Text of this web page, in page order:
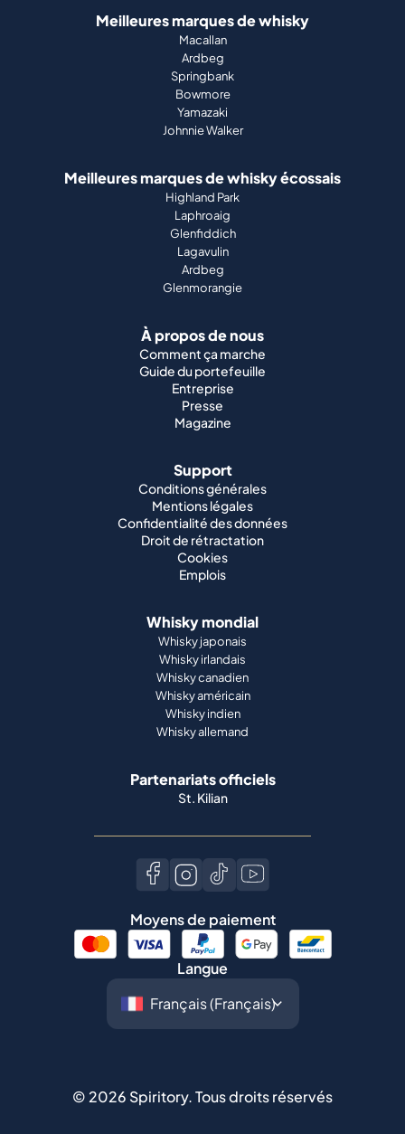
Meilleures marques de whisky
Macallan
Ardbeg
Springbank
Bowmore
Yamazaki
Johnnie Walker
Meilleures marques de whisky écossais
Highland Park
Laphroaig
Glenfiddich
Lagavulin
Ardbeg
Glenmorangie
À propos de nous
Comment ça marche
Guide du portefeuille
Entreprise
Presse
Magazine
Support
Conditions générales
Mentions légales
Confidentialité des données
Droit de rétractation
Cookies
Emplois
Whisky mondial
Whisky japonais
Whisky irlandais
Whisky canadien
Whisky américain
Whisky indien
Whisky allemand
Partenariats officiels
St. Kilian
Moyens de paiement
Langue
© 2026 Spiritory.Tous droits réservés